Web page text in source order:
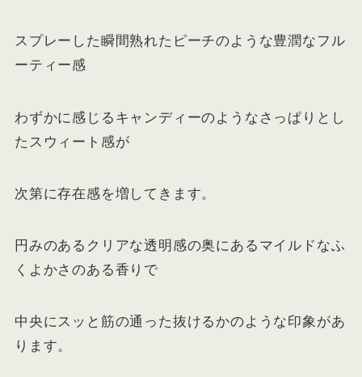
スプレーした瞬間熟れたピーチのような豊潤なフル
ーティー感
わずかに感じるキャンディーのようなさっぱりとし
たスウィート感が
次第に存在感を増してきます。
円みのあるクリアな透明感の奥にあるマイルドなふ
くよかさのある香りで
中央にスッと筋の通った抜けるかのような印象があ
ります。